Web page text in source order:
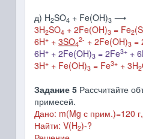
д) H2SO4 + Fe(OH)3⟶
3H2SO4 + 2Fe(OH)3= Fe2
6H++ 3SO4
2- + 2Fe(OH)3=
6H++ 2Fe(OH)3= 2Fe3++
3H++ Fe(OH)3= Fe3++ 3H2
Задание 5Рассчитайте
примесей.
Дано: m(Mg с прим.)=120 г,
Найти: V(H2)-?